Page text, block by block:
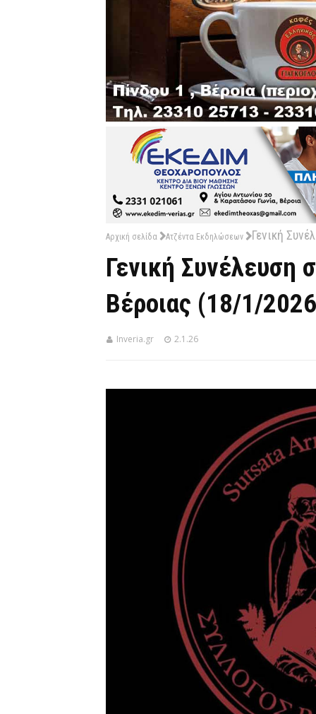
Αρχική σελίδα Ατζέντα Εκδηλώσεων Γενική
Γενική Συνέλευση
Βέροιας (18/1/
Inveria.gr 2.1.26